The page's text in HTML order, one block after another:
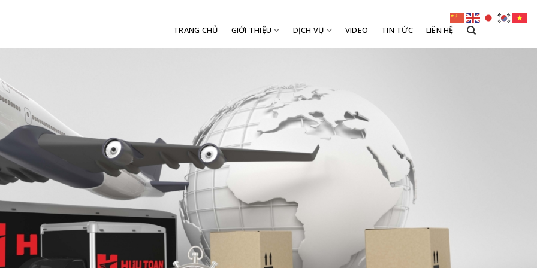
TRANG CHỦ GIỚI THIỆU DỊCH VỤ VIDEO TIN TỨC LIÊN HỆ